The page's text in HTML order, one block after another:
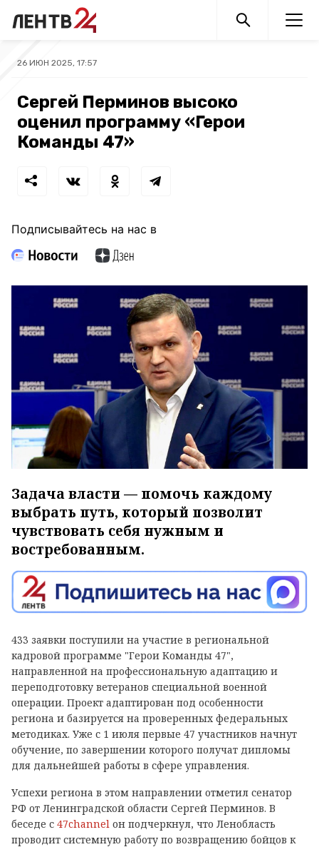
26 ИЮН 2025, 17:57
Сергей Перминов высоко
оценил программу «Герои
Команды 47»
Подписывайтесь на нас в
Задача власти — помочь каждому
выбрать путь, который позволит
чувствовать себя нужным и
востребованным.
433 заявки поступили на участие в региональной
кадровой программе "Герои Команды 47",
направленной на профессиональную адаптацию и
переподготовку ветеранов специальной военной
операции. Проект адаптирован под особенности
региона и базируется на проверенных федеральных
методиках. Уже с 1 июля первые 47 участников начнут
обучение, по завершении которого получат дипломы
для дальнейшей работы в сфере управления.
Успехи региона в этом направлении отметил сенатор
РФ от Ленинградской области Сергей Перминов. В
беседе с 47channel он подчеркнул, что Ленобласть
проводит системную работу по возвращению бойцов к